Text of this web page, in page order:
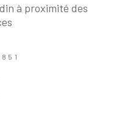
à proximité des